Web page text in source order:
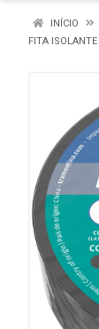
INÍCIO
FITA ISOLANTE